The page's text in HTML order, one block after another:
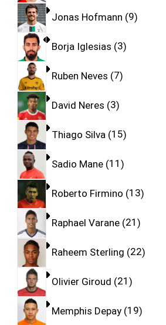
Jonas Hofmann 9
Borja Iglesias 3
Ruben Neves 7
David Neres 3
Thiago Silva 15
Sadio Mane 11
Roberto Firmino 13
Raphael Varane 21
Raheem Sterling 22
Olivier Giroud 21
Memphis Depay 19